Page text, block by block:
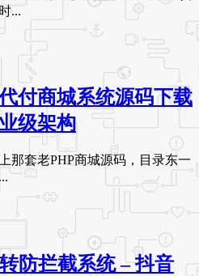
...
付商城系统源码下载
级架构
那套老PHP商城源码，目录东一
防拦截系统 – 抖音